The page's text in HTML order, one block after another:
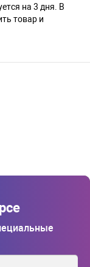
на 3 дня. В
товар и